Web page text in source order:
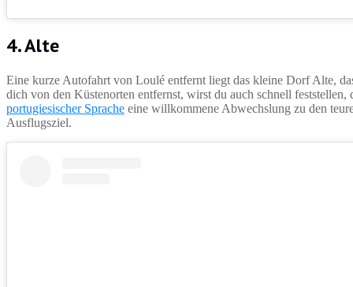
4. Alte
Eine kurze Autofahrt von Loulé entfernt liegt das kleine Dorf Alte,
dich von den Küstenorten entfernst, wirst du auch schnell
portugiesischer Sprache eine willkommene Abwechslung zu den
Ausflugsziel.